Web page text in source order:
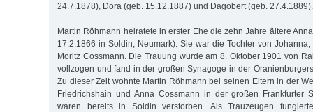
24.7.1878), Dora (geb. 15.12.1887) und Dagobert (geb. 27.4.1889).
Martin Röhmann heiratete in erster Ehe die zehn Jahre ältere
17.2.1866 in Soldin, Neumark). Sie war die Tochter von
Moritz Cossmann. Die Trauung wurde am 8. Oktober 1901 von
vollzogen und fand in der großen Synagoge in der
Zu dieser Zeit wohnte Martin Röhmann bei seinen Eltern in der
Friedrichshain und Anna Cossmann in der großen Frankfurter
waren bereits in Soldin verstorben. Als Trauzeugen